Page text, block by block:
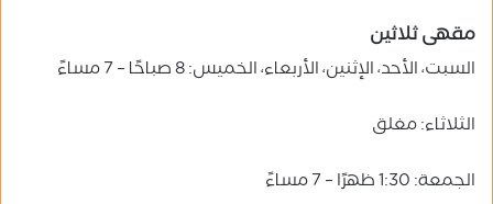
مقهى ثلاثين
السبت، الأحد، الإثنين، الأربعاء، الخميس: 8 صباحًا – 7 مساءً
الثلاثاء: مغلق
الجمعة: 1:30 ظهرًا – 7 مساءً